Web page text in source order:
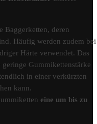
Baggerketten, deren
Häufig werden zudem bei
Härte verwendet. Das
Gummikettenstärke
in einer verkürzten
kann.
eine um bis zu